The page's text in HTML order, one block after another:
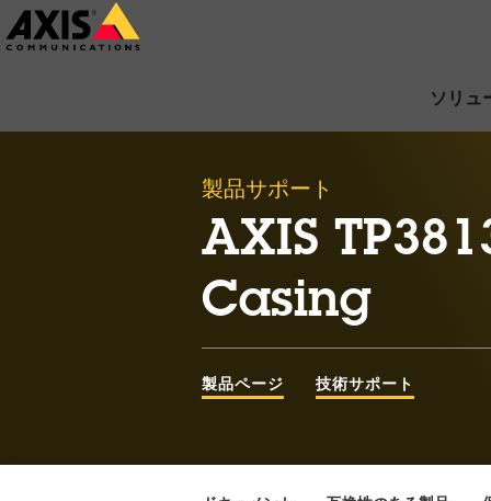
メ
イ
ソリュ
製品サポート
AXIS
Casing
製品ページ 技術サポート